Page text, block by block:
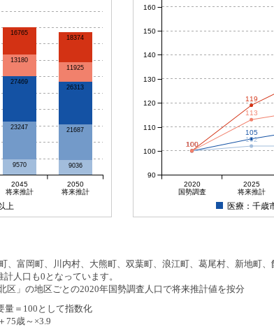
9570 9036
23247 21687
27469
26313
13180
11925
16765
18374
2045
将来推計
2050
将来推計
上
100
105
100
102
100
119
100
113
2020
国勢調査
2025
将来推計
100
110
120
130
140
150
160
90
医療：千歳
富岡町、川内村、大熊町、双葉町、浪江町、葛尾村、新地町
人口も0となっています。
」の地区ごとの2020年国勢調査人口で将来推計値を按分
量＝100として指数化
75歳～×3.9